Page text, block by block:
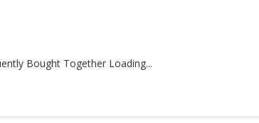
Bought Together Loading...